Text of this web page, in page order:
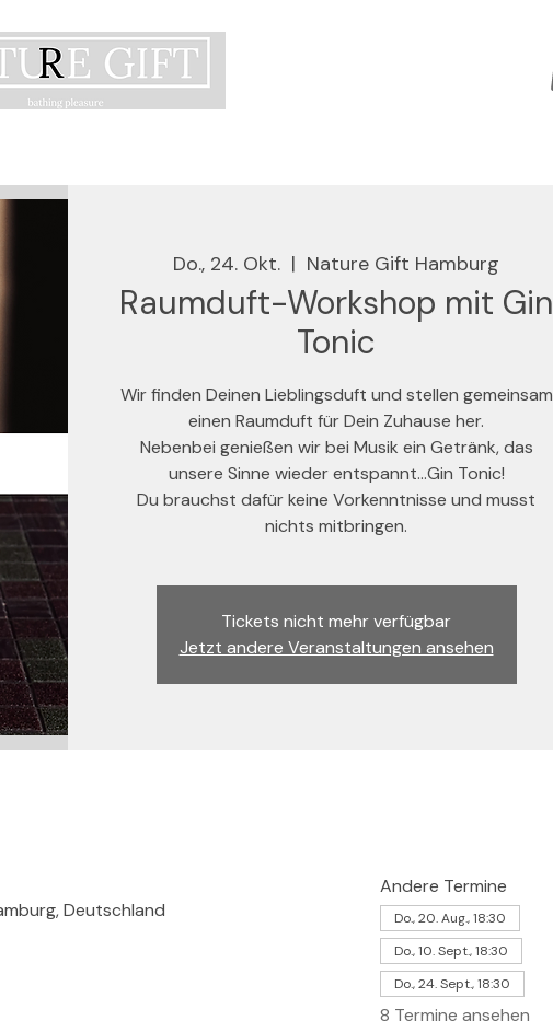
Do., 24. Okt.
  |
Nature Gift Hamburg
Raumduft-Workshop mit Gin
Tonic
Wir finden Deinen Lieblingsduft und stellen gemeinsam
einen Raumduft für Dein Zuhause her.
Nebenbei genießen wir bei Musik ein Getränk, das
unsere Sinne wieder entspannt...Gin Tonic!
Du brauchst dafür keine Vorkenntnisse und musst
nichts mitbringen.
Tickets nicht mehr verfügbar
Jetzt andere Veranstaltungen ansehen
Deutschland
Andere Termine
Do., 20. Aug., 18:30
Do., 10. Sept., 18:30
Do., 24. Sept., 18:30
8 Termine ansehen